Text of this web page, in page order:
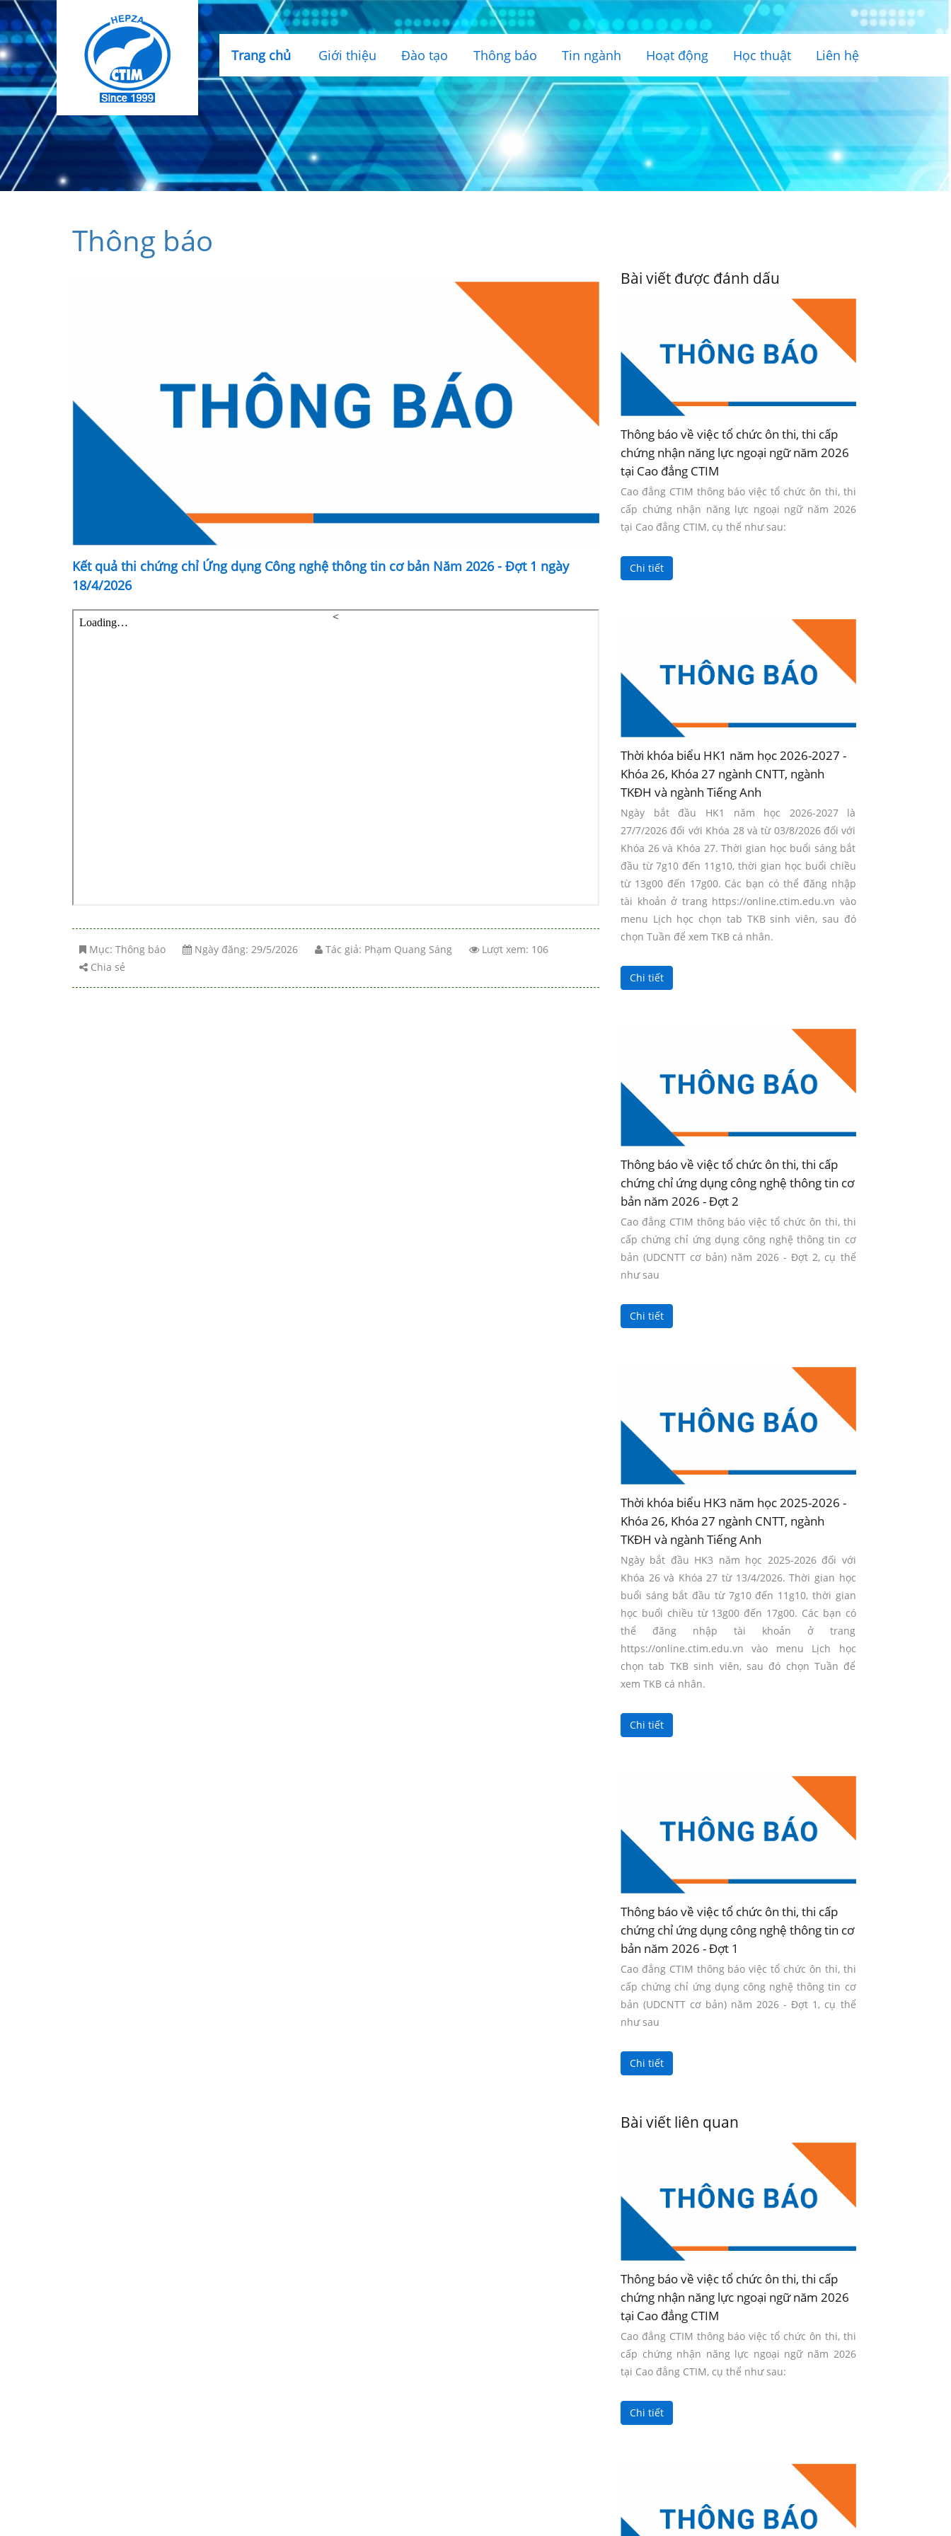
Trang chủ Giới thiệu Đào tạo Thông báo Tin ngành Hoạt động Học thuật Liên hệ
Thông báo
Kết quả thi chứng chỉ Ứng dụng Công nghệ thông tin cơ bản Năm 2026 - Đợt 1 ngày
18/4/2026
<
Mục: Thông báo Ngày đăng: 29/5/2026 Tác giả: Phạm Quang Sáng
Lượt xem: 106
Chia sẻ
Bài viết được đánh dấu
Thông báo về việc tổ chức ôn thi, thi cấp
chứng nhận năng lực ngoại ngữ năm 2026
tại Cao đẳng CTIM
Cao đẳng CTIM thông báo việc tổ chức ôn thi, thi
cấp chứng nhận năng lực ngoại ngữ năm 2026
tại Cao đẳng CTIM, cụ thể như sau:
Chi tiết
Thời khóa biểu HK1 năm học 2026-2027 -
Khóa 26, Khóa 27 ngành CNTT, ngành
TKĐH và ngành Tiếng Anh
Ngày bắt đầu HK1 năm học 2026-2027 là
27/7/2026 đối với Khóa 28 và từ 03/8/2026 đối với
Khóa 26 và Khóa 27. Thời gian học buổi sáng bắt
đầu từ 7g10 đến 11g10, thời gian học buổi chiều
từ 13g00 đến 17g00. Các bạn có thể đăng nhập
tài khoản ở trang https://online.ctim.edu.vn vào
menu Lịch học chọn tab TKB sinh viên, sau đó
chọn Tuần để xem TKB cá nhân.
Chi tiết
Thông báo về việc tổ chức ôn thi, thi cấp
chứng chỉ ứng dụng công nghệ thông tin cơ
bản năm 2026 - Đợt 2
Cao đẳng CTIM thông báo việc tổ chức ôn thi, thi
cấp chứng chỉ ứng dụng công nghệ thông tin cơ
bản (UDCNTT cơ bản) năm 2026 - Đợt 2, cụ thể
như sau
Chi tiết
Thời khóa biểu HK3 năm học 2025-2026 -
Khóa 26, Khóa 27 ngành CNTT, ngành
TKĐH và ngành Tiếng Anh
Ngày bắt đầu HK3 năm học 2025-2026 đối với
Khóa 26 và Khóa 27 từ 13/4/2026. Thời gian học
buổi sáng bắt đầu từ 7g10 đến 11g10, thời gian
học buổi chiều từ 13g00 đến 17g00. Các bạn có
thể đăng nhập tài khoản ở trang
https://online.ctim.edu.vn vào menu Lịch học
chọn tab TKB sinh viên, sau đó chọn Tuần để
xem TKB cá nhân.
Chi tiết
Thông báo về việc tổ chức ôn thi, thi cấp
chứng chỉ ứng dụng công nghệ thông tin cơ
bản năm 2026 - Đợt 1
Cao đẳng CTIM thông báo việc tổ chức ôn thi, thi
cấp chứng chỉ ứng dụng công nghệ thông tin cơ
bản (UDCNTT cơ bản) năm 2026 - Đợt 1, cụ thể
như sau
Chi tiết
Bài viết liên quan
Thông báo về việc tổ chức ôn thi, thi cấp
chứng nhận năng lực ngoại ngữ năm 2026
tại Cao đẳng CTIM
Cao đẳng CTIM thông báo việc tổ chức ôn thi, thi
cấp chứng nhận năng lực ngoại ngữ năm 2026
tại Cao đẳng CTIM, cụ thể như sau:
Chi tiết